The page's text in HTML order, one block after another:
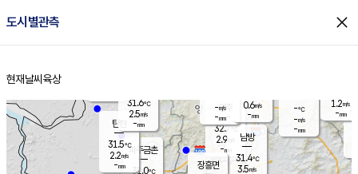
도시별관측 close
홈
현재날씨 육상
양주
32.7℃
2.9
-mm
파주금촌
31.0℃
-℃
-m/s
-mm
탄현
31.5℃
2.2m/s
-mm
1.2m/s
-mm
남방
31.4℃
3.5m/s
장흥면
-m/s
-mm
31.6℃
2.5m/s
-mm
0.6m/s
-mm